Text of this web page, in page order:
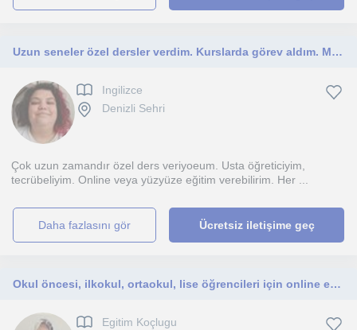
Uzun seneler özel dersler verdim. Kurslarda görev aldım. Milli eğitimde ücretli öğretmenlik yaptım. Tecrübeliyim. Her gruba yöneli
Ingilizce
Denizli Sehri
Çok uzun zamandır özel ders veriyoeum. Usta öğreticiyim,
tecrübeliyim. Online veya yüzyüze eğitim verebilirim. Her ...
daha fazlasını gör Ücretsiz iletişime geç
Okul öncesi, ilkokul, ortaokul, lise öğrencileri için online eğitim ve öğrenci koçluğu verebilirim.
Egitim Koçlugu